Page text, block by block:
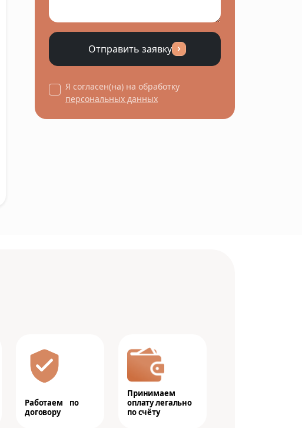
Отправить заявку
Я согласен(на) на обработку
персональных данных
Работаем по
договору
Принимаем
оплату легально
по счёту